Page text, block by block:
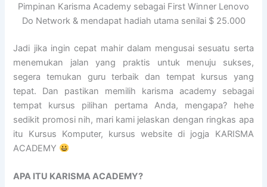
Pimpinan Karisma Academy sebagai First Winner Lenovo
Do Network & mendapat hadiah utama senilai $ 25.000
Jadi jika ingin cepat mahir dalam mengusai sesuatu serta
menemukan jalan yang praktis untuk menuju sukses,
segera temukan guru terbaik dan tempat kursus yang
tepat. Dan pastikan memilih karisma academy sebagai
tempat kursus pilihan pertama Anda, mengapa? hehe
sedikit promosi nih, mari kami jelaskan dengan ringkas apa
itu Kursus Komputer, kursus website di jogja KARISMA
ACADEMY
APA ITU KARISMA ACADEMY?